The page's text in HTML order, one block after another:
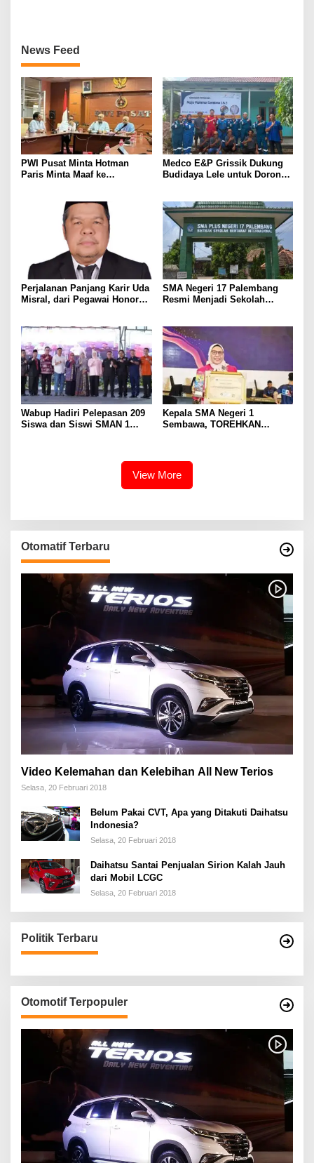
News Feed
PWI Pusat Minta Hotman
Paris Minta Maaf ke
Medco E&P Grissik Dukung
Budidaya Lele untuk Dorong
Perjalanan Panjang Karir Uda
Misral, dari Pegawai Honorer
Eselon III
SMA Negeri 17 Palembang
Resmi Menjadi Sekolah
Wabup Hadiri Pelepasan 209
Siswa dan Siswi SMAN 1
Kepala SMA Negeri 1
Sembawa, TOREHKAN
View More
Otomatif Terbaru
Video Kelemahan dan Kelebihan All New Terios
Selasa, 20 Februari 2018
Belum Pakai CVT, Apa yang Ditakuti Daihatsu
Indonesia?
Selasa, 20 Februari 2018
Daihatsu Santai Penjualan Sirion Kalah Jauh
dari Mobil LCGC
Selasa, 20 Februari 2018
Politik Terbaru
Otomotif Terpopuler